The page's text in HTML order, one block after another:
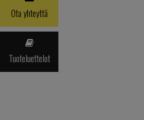
Ota yhteyttä
Tuoteluettelot